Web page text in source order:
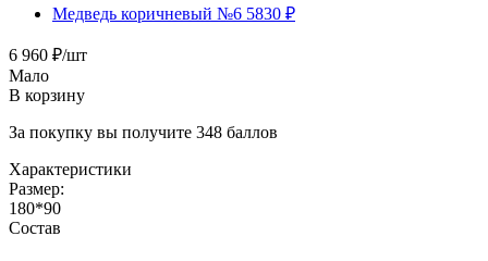
Медведь коричневый №6 5830 ₽
6 960 ₽/шт
Мало
В корзину
За покупку вы получите 348 баллов
Характеристики
Размер:
180*90
Состав